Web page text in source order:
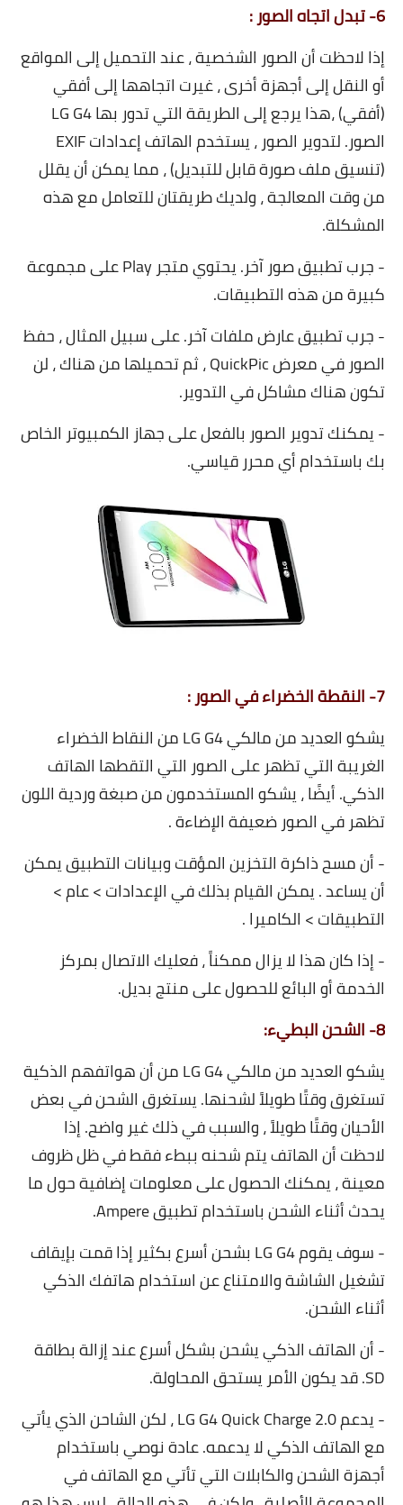
6- تبدل اتجاه الصور :
إذا لاحظت أن الصور الشخصية ، عند التحميل إلى المواقع
أو النقل إلى أجهزة أخرى ، غيرت اتجاهها إلى أفقي
(أفقي) ،هذا يرجع إلى الطريقة التي تدور بها LG G4
(تنسيق ملف صورة قابل للتبديل) ، مما يمكن أن يقلل
من وقت المعالجة ، ولديك طريقتان للتعامل مع هذه
المشكلة.
- جرب تطبيق صور آخر. يحتوي متجر Play على مجموعة
كبيرة من هذه التطبيقات.
- جرب تطبيق عارض ملفات آخر. على سبيل المثال ، حفظ
الصور في معرض QuickPic ، ثم تحميلها من هناك ، لن
تكون هناك مشاكل في التدوير.
- يمكنك تدوير الصور بالفعل على جهاز الكمبيوتر الخاص
بك باستخدام أي محرر قياسي.
7- النقطة الخضراء في الصور :
يشكو العديد من مالكي LG G4 من النقاط الخضراء
الغريبة التي تظهر على الصور التي التقطها الهاتف
الذكي. أيضًا ، يشكو المستخدمون من صبغة وردية اللون
تظهر في الصور ضعيفة الإضاءة .
- أن مسح ذاكرة التخزين المؤقت وبيانات التطبيق يمكن
أن يساعد . يمكن القيام بذلك في الإعدادات > عام >
التطبيقات > الكاميرا .
- إذا كان هذا لا يزال ممكناً ، فعليك الاتصال بمركز
الخدمة أو البائع للحصول على منتج بديل.
8- الشحن البطيء:
يشكو العديد من مالكي LG G4 من أن هواتفهم الذكية
تستغرق وقتًا طويلاً لشحنها. يستغرق الشحن في بعض
الأحيان وقتًا طويلاً ، والسبب في ذلك غير واضح. إذا
لاحظت أن الهاتف يتم شحنه ببطء فقط في ظل ظروف
معينة ، يمكنك الحصول على معلومات إضافية حول ما
يحدث أثناء الشحن باستخدام تطبيق Ampere.
- سوف يقوم LG G4 بشحن أسرع بكثير إذا قمت بإيقاف
تشغيل الشاشة والامتناع عن استخدام هاتفك الذكي
أثناء الشحن.
- أن الهاتف الذكي يشحن بشكل أسرع عند إزالة بطاقة
SD. قد يكون الأمر يستحق المحاولة.
- يدعم LG G4 Quick Charge 2.0 ، لكن الشاحن الذي يأتي
مع الهاتف الذكي لا يدعمه. عادة نوصي باستخدام
أجهزة الشحن والكابلات التي تأتي مع الهاتف في